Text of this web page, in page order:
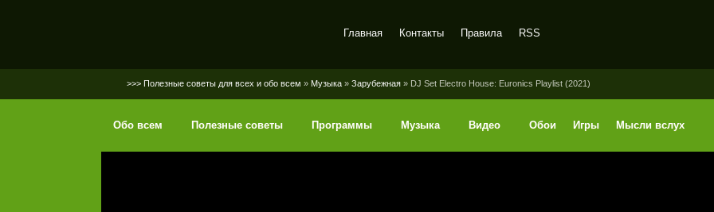
Главная Контакты Правила RSS
>>> Полезные советы для всех и обо всем » Музыка » Зарубежная » DJ Set Electro House: Euronics Playlist (2021)
Обо всем Полезные советы Программы Музыка Видео Обои Игры Мысли вслух